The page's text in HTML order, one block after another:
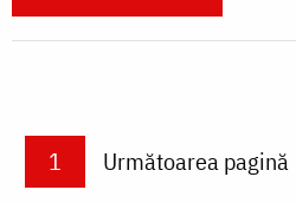
PaginareCurrent page
1 Next page
Următoarea pagină